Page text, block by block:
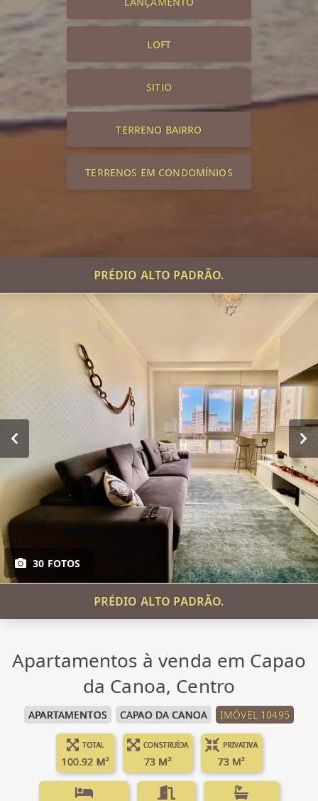
LOFT
SITIO
TERRENO BAIRRO
TERRENOS EM CONDOMÍNIOS
PRÉDIO ALTO PADRÃO.
30 FOTOS
PRÉDIO ALTO PADRÃO.
Apartamentos à venda em Capao
da Canoa, Centro
APARTAMENTOS CAPAO DA CANOA IMÓVEL 10495
TOTAL
100.92 M²
CONSTRUÍDA
73 M²
PRIVATIVA
73 M²